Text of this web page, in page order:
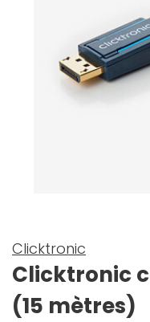
Clicktronic
Clicktronic
(15 mètres)